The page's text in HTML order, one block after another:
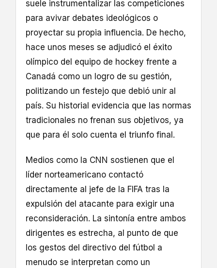
suele instrumentalizar las competiciones
para avivar debates ideológicos o
proyectar su propia influencia. De hecho,
hace unos meses se adjudicó el éxito
olímpico del equipo de hockey frente a
Canadá como un logro de su gestión,
politizando un festejo que debió unir al
país. Su historial evidencia que las normas
tradicionales no frenan sus objetivos, ya
que para él solo cuenta el triunfo final.
Medios como la CNN sostienen que el
líder norteamericano contactó
directamente al jefe de la FIFA tras la
expulsión del atacante para exigir una
reconsideración. La sintonía entre ambos
dirigentes es estrecha, al punto de que
los gestos del directivo del fútbol a
menudo se interpretan como un